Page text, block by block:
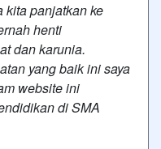
kita panjatkan ke
henti
dan karunia.
yang baik ini saya
website ini
di SMA